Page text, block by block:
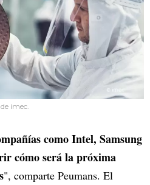
imec.
como Intel, Samsung
cómo será la próxima
", comparte Peumans. El